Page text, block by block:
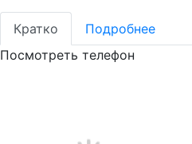
Кратко
Подробнее
Посмотреть телефон